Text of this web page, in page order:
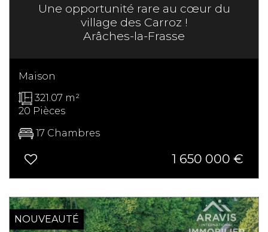
Une opportunité rare au cœur du
village des Carroz !
Arâches-la-Frasse
Maison
321.07 m²
20 Pièces
17 Chambres
1 650 000 €
NOUVEAUTÉ